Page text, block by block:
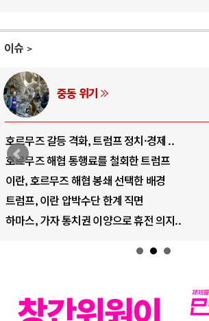
이슈
AI와 인간
중국 AI, 저가 공세로 글로벌 토큰 시..
AI 국부펀드 구상 놓고 미국 진보진영 ..
AI 데이터센터 반대 투쟁은 새로운 글로..
AI의 숨은 환경 비용: 데이터센터 확산..
AI는 어떻게 미국 민주주의를 잠식하고 ..